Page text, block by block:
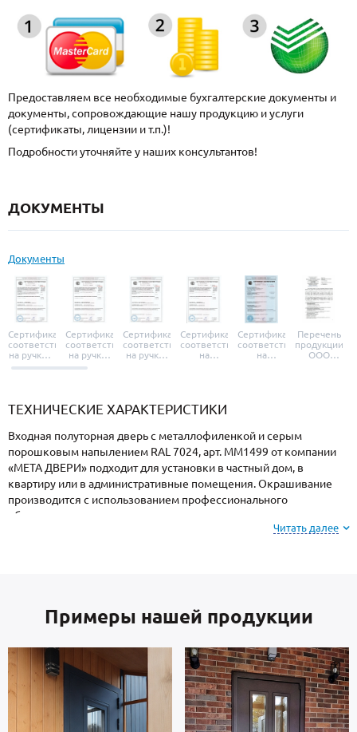
Предоставляем все необходимые бухгалтерские документы и
документы, сопровождающие нашу продукцию и услуги
(сертификаты, лицензии и т.п.)!
Подробности уточняйте у наших консультантов!
ДОКУМЕНТЫ
Документы
Сертификат
соответствия
на ручки и
броненакладки
Сертификат
соответствия
на ручки-
защелки
Сертификат
соответствия
на ручки-
Сертификат
соответствия
на
Сертификат
соответствия
на
Перечень
продукции
ООО
ТЕХНИЧЕСКИЕ ХАРАКТЕРИСТИКИ
Входная полуторная дверь с металлофиленкой и серым
порошковым напылением RAL 7024, арт. ММ1499 от компании
«МЕТА ДВЕРИ» подходит для установки в частный дом, в
квартиру или в административные помещения. Окрашивание
производится с использованием профессионального
оборудования и закреплением в термопечи, поэтому
поверхность имеет повышенную устойчивость к сколам и
На заметку: при заказе, вы можетевыбрать цвет и
представленных на сайте или из образцов у
Каркас коробки и полотно — сталь российского производства,
Читать далее
Примеры нашей продукции